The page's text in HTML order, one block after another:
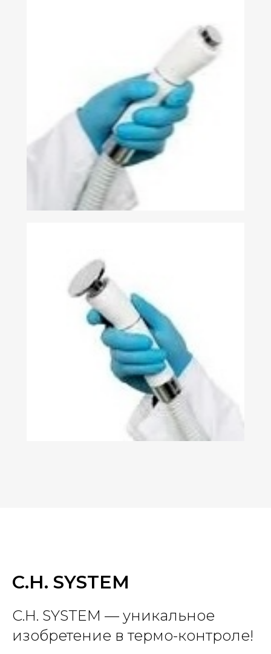
C.H. SYSTEM
C.H. SYSTEM — уникальное
изобретение в термо-контроле!